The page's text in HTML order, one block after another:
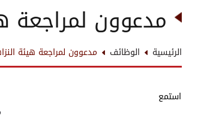
مدعوون لمراجعة
الرئيسية الوظائف مدعوون لمراجعة هيئة
استمع